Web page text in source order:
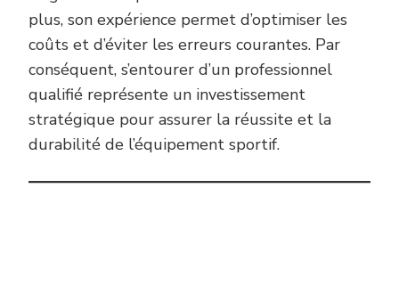
plus, son expérience permet d’optimiser les
coûts et d’éviter les erreurs courantes. Par
conséquent, s’entourer d’un professionnel
qualifié représente un investissement
stratégique pour assurer la réussite et la
durabilité de l’équipement sportif.